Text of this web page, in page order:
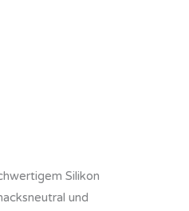
Silikon
und